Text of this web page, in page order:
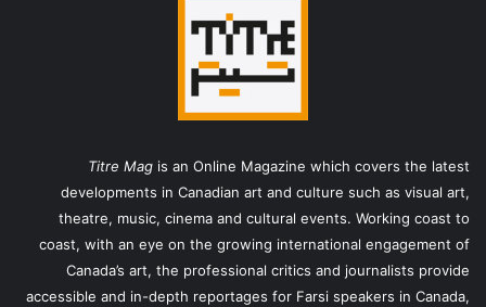
Titre Mag is an Online Magazine which covers the latest
developments in Canadian art and culture such as visual art,
theatre, music, cinema and cultural events. Working coast to
coast, with an eye on the growing international engagement of
Canada’s art, the professional critics and journalists provide
accessible and in-depth reportages for Farsi speakers in Canada,